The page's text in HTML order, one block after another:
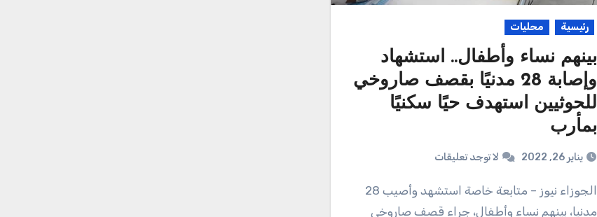
رئيسية محليات
بينهم نساء وأطفال.. استشهاد
وإصابة 28 مدنيًا بقصف صاروخي
للحوثيين استهدف حيًا سكنيًا
بمأرب
يناير 26, 2022 لا توجد تعليقات
مدنيا، بينهم نساء وأطفال، جراء قصف صاروخي